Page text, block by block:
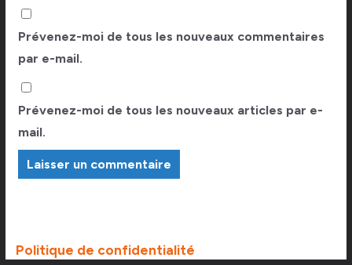
Prévenez-moi de tous les nouveaux commentaires
par e-mail.
Prévenez-moi de tous les nouveaux articles par e-
mail.
Politique de confidentialité